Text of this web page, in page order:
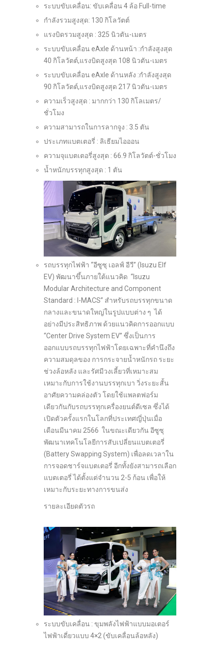
ระบบขับเคลื่อน: ขับเคลื่อน 4 ล้อ Full-time
กำลังรวมสูงสุด: 130 กิโลวัตต์
แรงบิดรวมสูงสุด : 325 นิวตัน-เมตร
ระบบขับเคลื่อน eAxle ด้านหน้า :กำลังสูงสุด
40 กิโลวัตต์,แรงบิดสูงสุด 108 นิวตัน-เมตร
ระบบขับเคลื่อน eAxle ด้านหลัง :กำลังสูงสุด
90 กิโลวัตต์,แรงบิดสูงสุด 217 นิวตัน-เมตร
ความเร็วสูงสุด : มากกว่า 130 กิโลเมตร/
ชั่วโมง
ความสามารถในการลากจูง : 3.5 ตัน
ประเภทแบตเตอรี่ : ลิเธียมไอออน
ความจุแบตเตอรี่สูงสุด : 66.9 กิโลวัตต์-ชั่วโมง
น้ำหนักบรรทุกสูงสุด : 1 ตัน
รถบรรทุกไฟฟ้า “อีซูซุ เอลฟ์ อีวี” (Isuzu Elf
EV) พัฒนาขึ้นภายใต้แนวคิด “Isuzu
Modular Architecture and Component
Standard : I-MACS” สำหรับรถบรรทุกขนาด
กลางและขนาดใหญ่ในรูปแบบต่าง ๆ ได้
อย่างมีประสิทธิภาพ ด้วยแนวคิดการออกแบบ
“Center Drive System EV” ซึ่งเป็นการ
ออกแบบรถบรรทุกไฟฟ้าโดยเฉพาะที่คำนึงถึง
ความสมดุลของ การกระจายน้ำหนักรถ ระยะ
ช่วงล้อหลัง และรัศมีวงเลี้ยวที่เหมาะสม
เหมาะกับการใช้งานบรรทุกเบา วิ่งระยะสั้น
อาศัยความคล่องตัว โดยใช้แพลตฟอร์ม
เดียวกันกับรถบรรทุกเครื่องยนต์ดีเซล ซึ่งได้
เปิดตัวครั้งแรกในโลกที่ประเทศญี่ปุ่นเมื่อ
เดือนมีนาคม 2566 ในขณะเดียวกัน อีซูซุ
พัฒนาเทคโนโลยีการสับเปลี่ยนแบตเตอรี่
(Battery Swapping System) เพื่อลดเวลาใน
การจอดชาร์จแบตเตอรี่ อีกทั้งยังสามารถเลือก
แบตเตอรี่ ได้ตั้งแต่จำนวน 2-5 ก้อน เพื่อให้
เหมาะกับระยะทางการขนส่ง
รายละเอียดตัวรถ
ระบบขับเคลื่อน : ขุมพลังไฟฟ้าแบบมอเตอร์
ไฟฟ้าเดี่ยวแบบ 4×2 (ขับเคลื่อนล้อหลัง)